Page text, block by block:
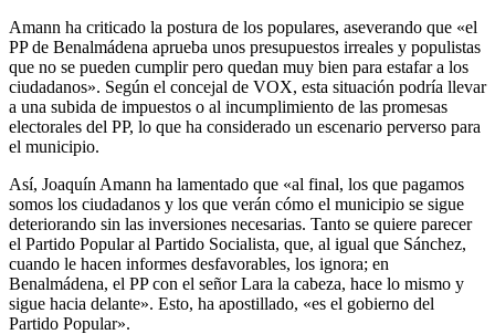
Amann ha criticado la postura de los populares, aseverando que «el
PP de Benalmádena aprueba unos presupuestos irreales y populistas
que no se pueden cumplir pero quedan muy bien para estafar a los
ciudadanos». Según el concejal de VOX, esta situación podría llevar
a una subida de impuestos o al incumplimiento de las promesas
electorales del PP, lo que ha considerado un escenario perverso para
el municipio.
Así, Joaquín Amann ha lamentado que «al final, los que pagamos
somos los ciudadanos y los que verán cómo el municipio se sigue
deteriorando sin las inversiones necesarias. Tanto se quiere parecer
el Partido Popular al Partido Socialista, que, al igual que Sánchez,
cuando le hacen informes desfavorables, los ignora; en
Benalmádena, el PP con el señor Lara la cabeza, hace lo mismo y
sigue hacia delante». Esto, ha apostillado, «es el gobierno del
Partido Popular».